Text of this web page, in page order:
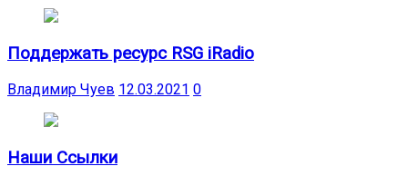
Поддержать ресурс RSG iRadio
Владимир Чуев 12.03.2021 0
Наши Ссылки